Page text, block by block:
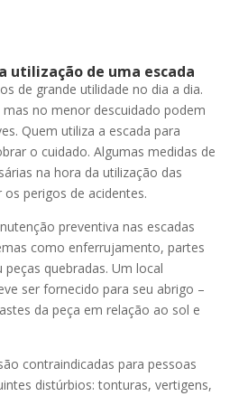
utilização de uma escada
de grande utilidade no dia a dia.
no menor descuidado podem
Quem utiliza a escada para
o cuidado. Algumas medidas de
na hora da utilização das
perigos de acidentes.
preventiva nas escadas
como enferrujamento, partes
quebradas. Um local
ser fornecido para seu abrigo –
da peça em relação ao sol e
contraindicadas para pessoas
distúrbios: tonturas, vertigens,